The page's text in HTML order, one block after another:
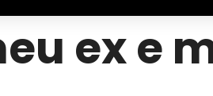
ex e